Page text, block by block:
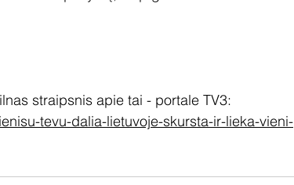
straipsnis apie tai - portale TV3:
tevu-dalia-lietuvoje-skursta-ir-lieka-vieni-